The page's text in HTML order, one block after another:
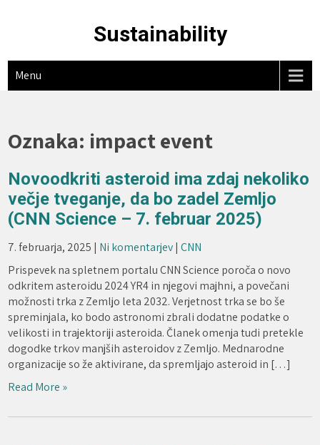
Sustainability
Menu
Oznaka: impact event
Novoodkriti asteroid ima zdaj nekoliko
večje tveganje, da bo zadel Zemljo
(CNN Science – 7. februar 2025)
7. februarja, 2025 | Ni komentarjev|CNN
Prispevek na spletnem portalu CNN Science poroča o novo
odkritem asteroidu 2024 YR4 in njegovi majhni, a povečani
možnosti trka z Zemljo leta 2032. Verjetnost trka se bo še
spreminjala, ko bodo astronomi zbrali dodatne podatke o
velikosti in trajektoriji asteroida. Članek omenja tudi pretekle
dogodke trkov manjših asteroidov z Zemljo. Mednarodne
organizacije so že aktivirane, da spremljajo asteroid in […]
Read More »